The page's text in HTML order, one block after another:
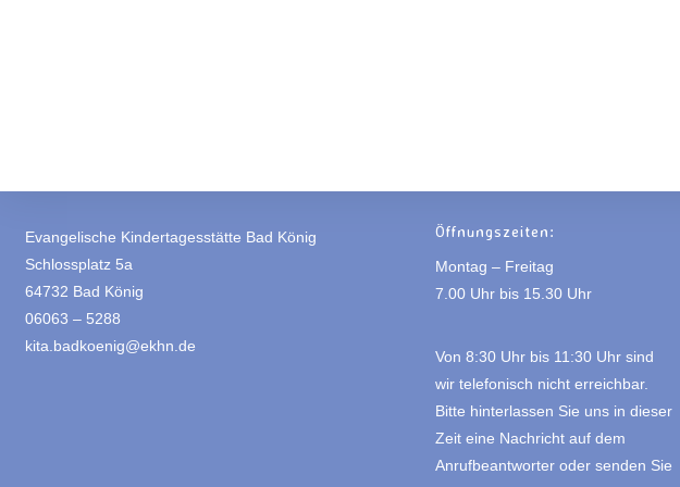
Evangelische Kindertagesstätte Bad König
Schlossplatz 5a
64732 Bad König
06063 – 5288
kita.badkoenig@ekhn.de
Öffnungszeiten:
Montag – Freitag
7.00 Uhr bis 15.30 Uhr
Von 8:30 Uhr bis 11:30 Uhr sind
wir telefonisch nicht erreichbar.
Bitte hinterlassen Sie uns in dieser
Zeit eine Nachricht auf dem
Anrufbeantworter oder senden Sie